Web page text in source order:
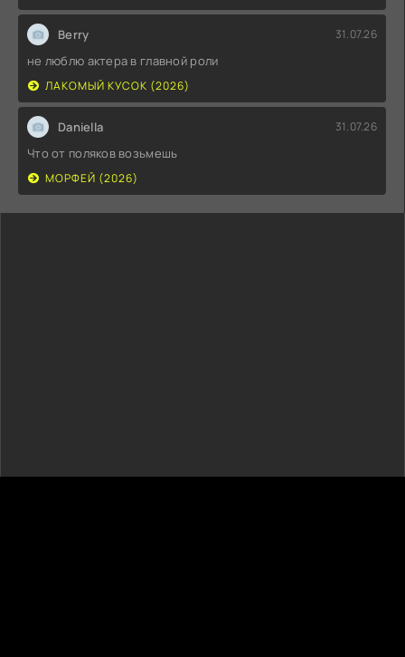
Berry 31.07.26
не люблю актера в главной роли
ЛАКОМЫЙ КУСОК (2026)
Daniella 31.07.26
Что от поляков возьмешь
МОРФЕЙ (2026)